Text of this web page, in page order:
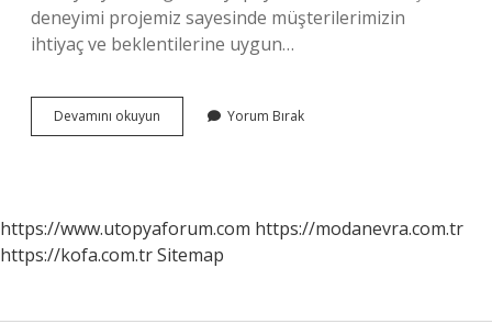
deneyimi projemiz sayesinde müşterilerimizin
ihtiyaç ve beklentilerine uygun…
Devamını okuyun Remeha
Kombi
Yorum Bırak
https://www.utopyaforum.com https://modanevra.com.tr
https://kofa.com.trSitemap